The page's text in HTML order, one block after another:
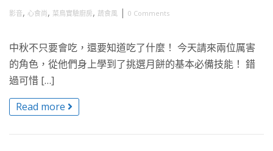
影音, 心食尚, 菜鳥實驗廚房, 蔬食風 | 0 Comments
中秋不只要會吃，還要知道吃了什麼！ 今天請來兩位厲害
的角色，從他們身上學到了挑選月餅的基本必備技能！ 錯
過可惜 […]
Read more